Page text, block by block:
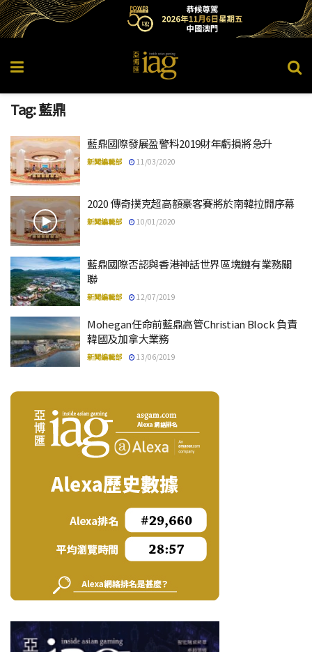
Tag:藍鼎
藍鼎國際發展盈警料2019財年虧損將急升
新聞編輯部 11/03/2020
2020 傳奇撲克超高額豪客賽將於南韓拉開序幕
新聞編輯部 10/01/2020
藍鼎國際否認與香港神話世界區塊鏈有業務關
聯
新聞編輯部 12/07/2019
Mohegan任命前藍鼎高管Christian Block 負責
韓國及加拿大業務
新聞編輯部 13/06/2019